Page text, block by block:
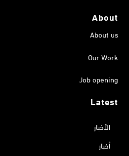
About
About us
Our Work
Job opening
Latest
الأخبار
أخبار